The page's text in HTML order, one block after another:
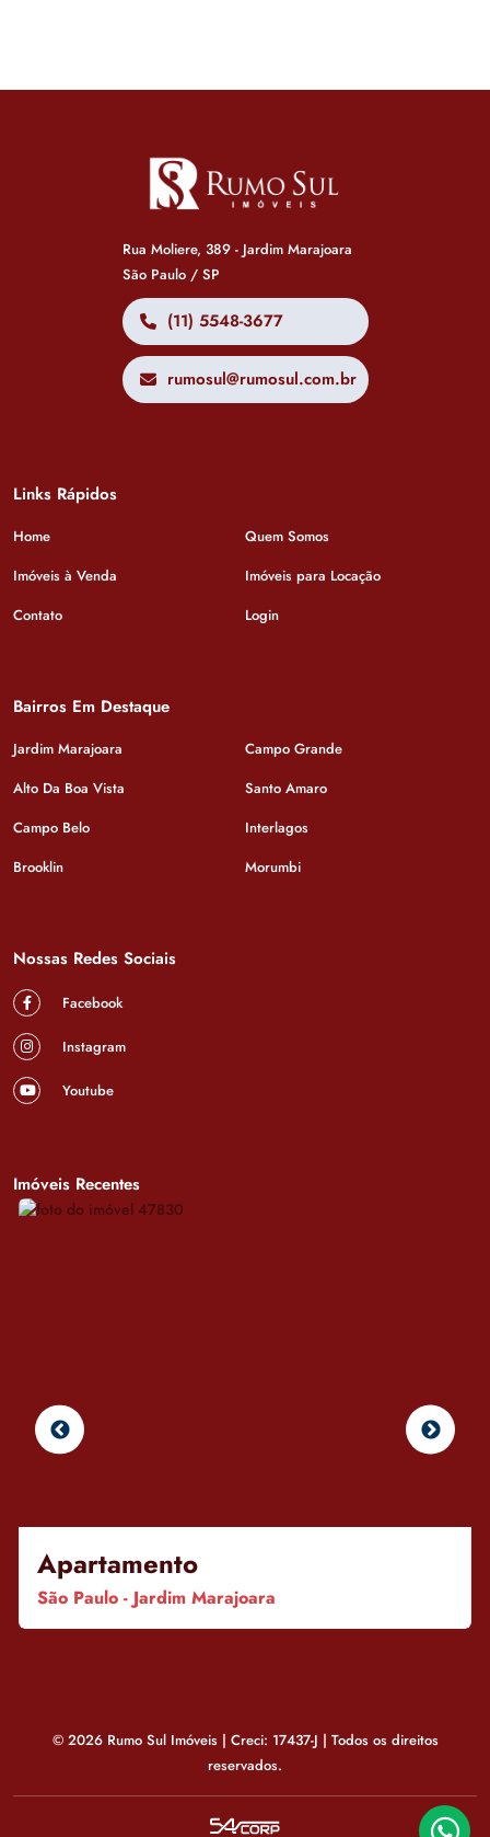
Rua Moliere, 389 - Jardim Marajoara
São Paulo / SP
(11) 5548-3677
rumosul@rumosul.com.br
Links Rápidos
Home
Quem Somos
Imóveis à Venda
Imóveis para Locação
Contato
Login
Bairros Em Destaque
Jardim Marajoara
Campo Grande
Alto Da Boa Vista
Santo Amaro
Campo Belo
Interlagos
Brooklin
Morumbi
Nossas Redes Sociais
Facebook
Instagram
Youtube
Imóveis Recentes
Apartamento
São Paulo - Jardim Marajoara
© 2026 Rumo Sul Imóveis | Creci: 17437-J | Todos os direitos
reservados.